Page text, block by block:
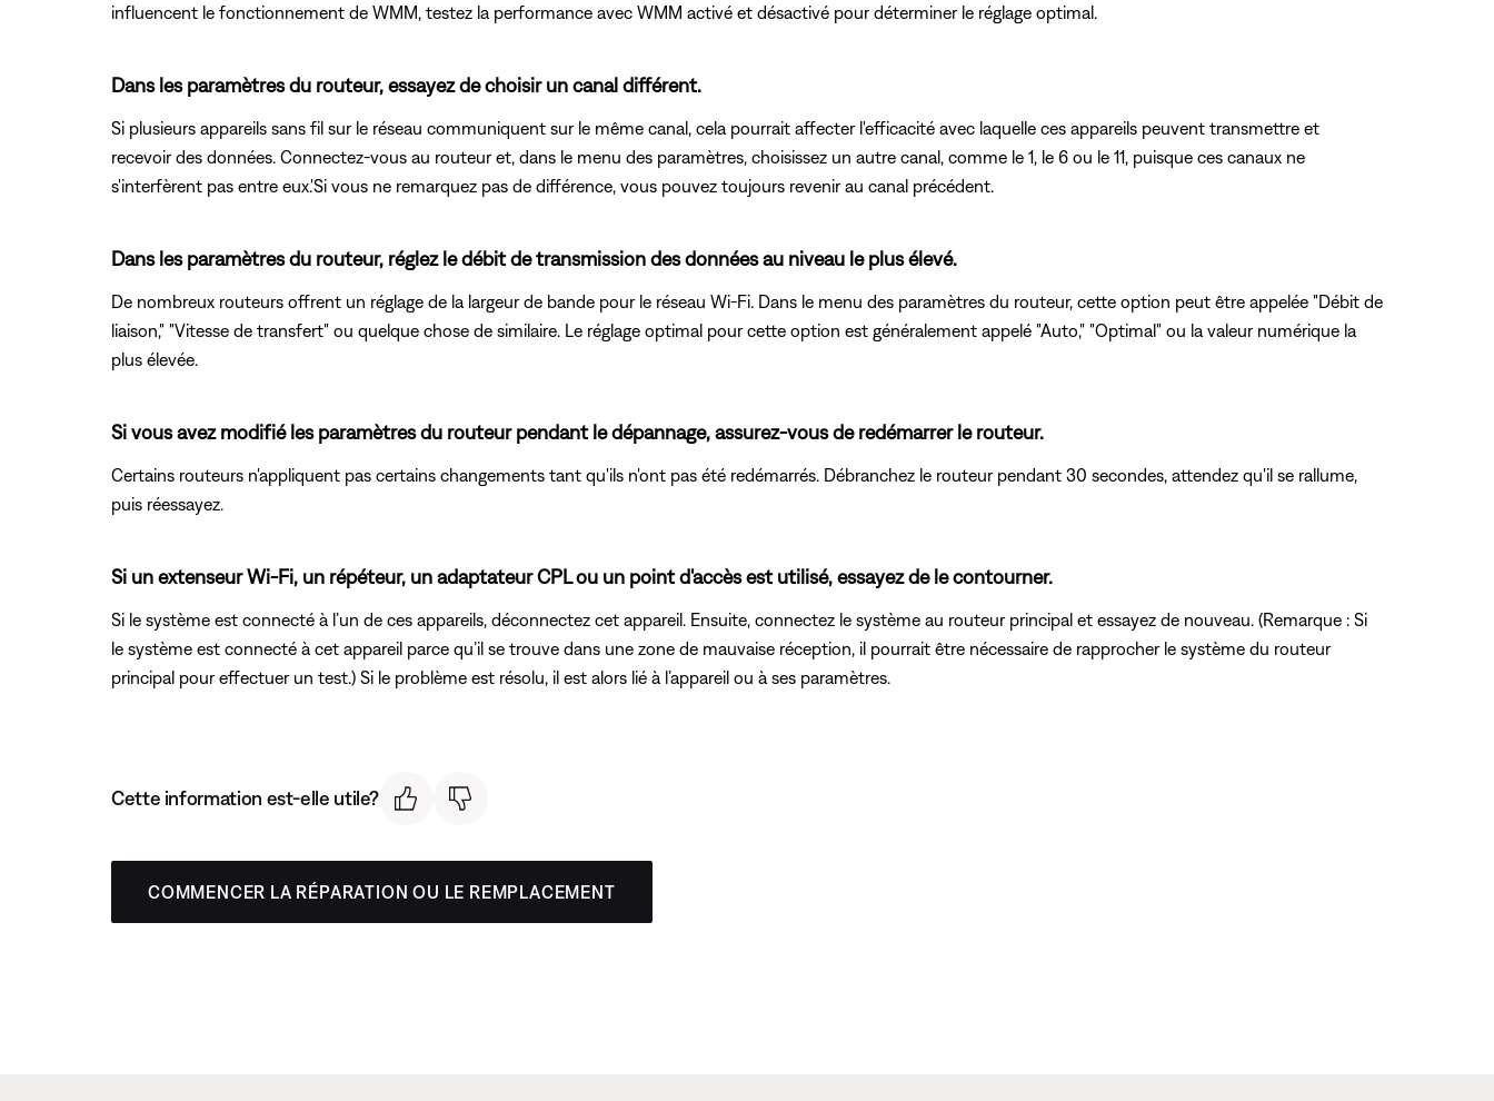
influencent le fonctionnement de WMM, testez la performance avec WMM activé et désactivé pour déterminer le réglage optimal.
Dans les paramètres du routeur, essayez de choisir un canal différent.
Si plusieurs appareils sans fil sur le réseau communiquent sur le même canal, cela pourrait affecter l'efficacité avec laquelle ces appareils peuvent transmettre et
recevoir des données. Connectez-vous au routeur et, dans le menu des paramètres, choisissez un autre canal, comme le 1, le 6 ou le 11, puisque ces canaux ne
s'interfèrent pas entre eux.'Si vous ne remarquez pas de différence, vous pouvez toujours revenir au canal précédent.
Dans les paramètres du routeur, réglez le débit de transmission des données au niveau le plus élevé.
De nombreux routeurs offrent un réglage de la largeur de bande pour le réseau Wi-Fi. Dans le menu des paramètres du routeur, cette option peut être appelée "Débit de
liaison," "Vitesse de transfert" ou quelque chose de similaire. Le réglage optimal pour cette option est généralement appelé "Auto," "Optimal" ou la valeur numérique la
plus élevée.
Si vous avez modifié les paramètres du routeur pendant le dépannage, assurez-vous de redémarrer le routeur.
Certains routeurs n'appliquent pas certains changements tant qu'ils n'ont pas été redémarrés. Débranchez le routeur pendant 30 secondes, attendez qu'il se rallume,
puis réessayez.
Si un extenseur Wi-Fi, un répéteur, un adaptateur CPL ou un point d'accès est utilisé, essayez de le contourner.
Si le système est connecté à l’un de ces appareils, déconnectez cet appareil. Ensuite, connectez le système au routeur principal et essayez de nouveau. (Remarque : Si
le système est connecté à cet appareil parce qu’il se trouve dans une zone de mauvaise réception, il pourrait être nécessaire de rapprocher le système du routeur
principal pour effectuer un test.) Si le problème est résolu, il est alors lié à l’appareil ou à ses paramètres.
Cette information est-elle utile?
COMMENCER LA RÉPARATION OU LE REMPLACEMENT